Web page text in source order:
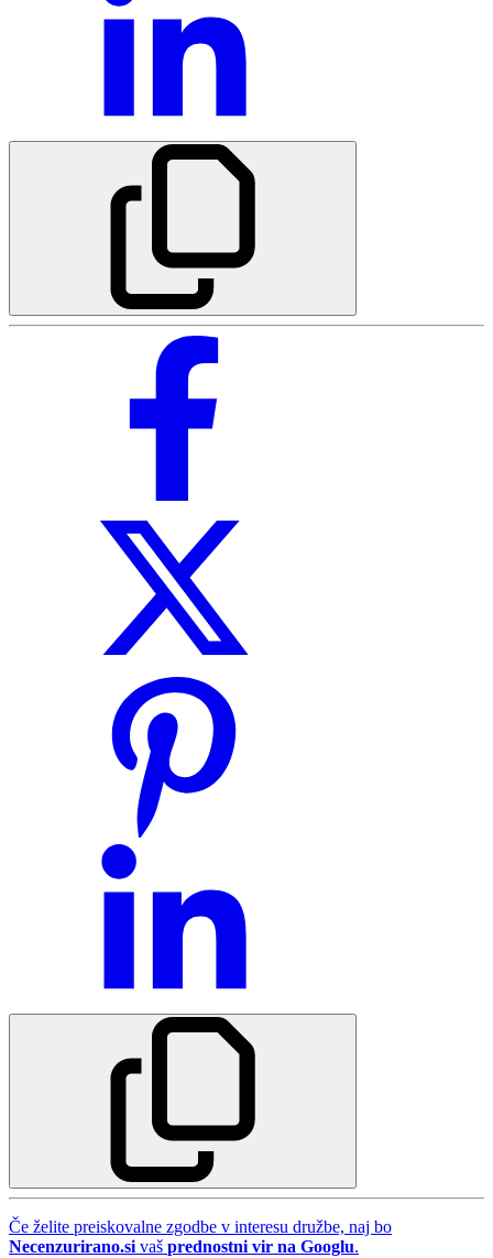
Če želite preiskovalne zgodbe v interesu družbe, naj bo
Necenzurirano.si vaš prednostni vir na Googlu.